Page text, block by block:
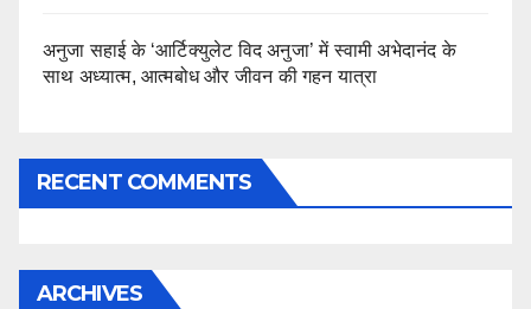
अनुजा सहाई के ‘आर्टिक्युलेट विद अनुजा’ में स्वामी अभेदानंद के
साथ अध्यात्म, आत्मबोध और जीवन की गहन यात्रा
RECENT COMMENTS
ARCHIVES